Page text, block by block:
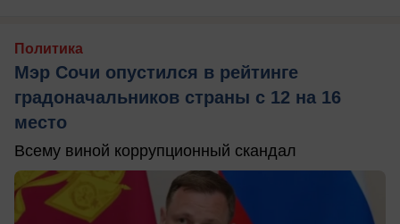
Политика
Мэр Сочи опустился в рейтинге
градоначальников страны с 12 на 16
место
Всему виной коррупционный скандал